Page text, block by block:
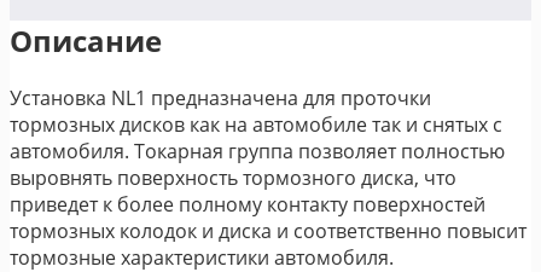
Описание
Установка NL1 предназначена для проточки
тормозных дисков как на автомобиле так и снятых с
автомобиля. Токарная группа позволяет полностью
выровнять поверхность тормозного диска, что
приведет к более полному контакту поверхностей
тормозных колодок и диска и соответственно повысит
тормозные характеристики автомобиля.